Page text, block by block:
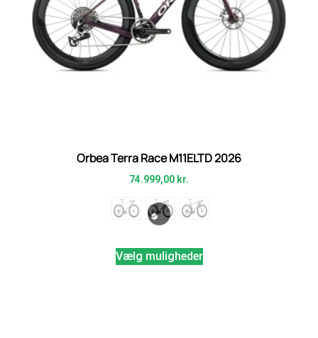
Orbea Terra Race M11ELTD 2026
74.999,00 kr.
Vælg muligheder